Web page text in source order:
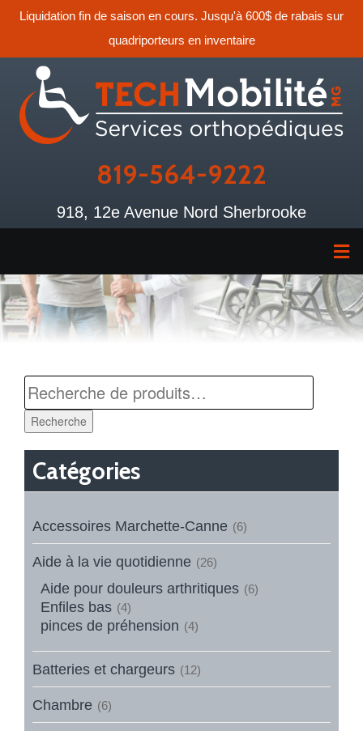
Liquidation fin de saison en cours. Jusqu'à 600$ de rabais sur
quadriporteurs en inventaire
819-564-9222
918, 12e Avenue Nord Sherbrooke
Recherche
Catégories
Accessoires Marchette-Canne (6)
Aide à la vie quotidienne (26)
Aide pour douleurs arthritiques (6)
Enfiles bas (4)
pinces de préhension (4)
Batteries et chargeurs (12)
Chambre (6)